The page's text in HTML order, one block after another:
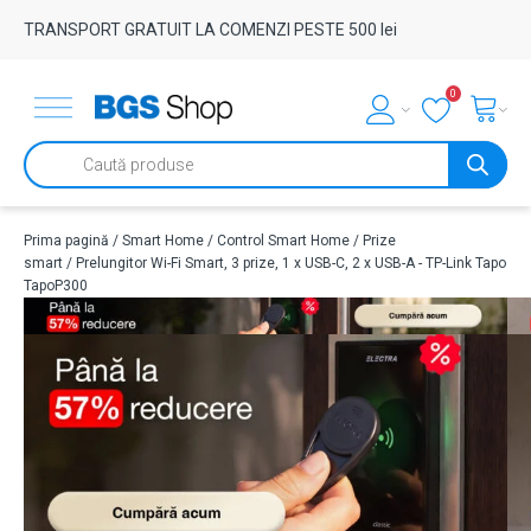
TRANSPORT GRATUIT LA COMENZI PESTE 500 lei
0
Products
search
Prima pagină / Smart Home / Control Smart Home / Prize
smart / Prelungitor Wi-Fi Smart, 3 prize, 1 x USB-C, 2 x USB-A - TP-Link Tapo
TapoP300